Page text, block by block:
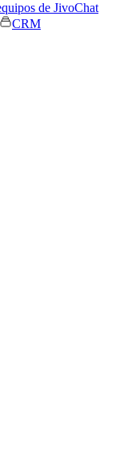
de JivoChat
CRM